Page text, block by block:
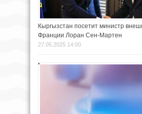
Кыргызстан посетит министр
Франции Лоран Сен-Мартен
27.05.2025 14:00